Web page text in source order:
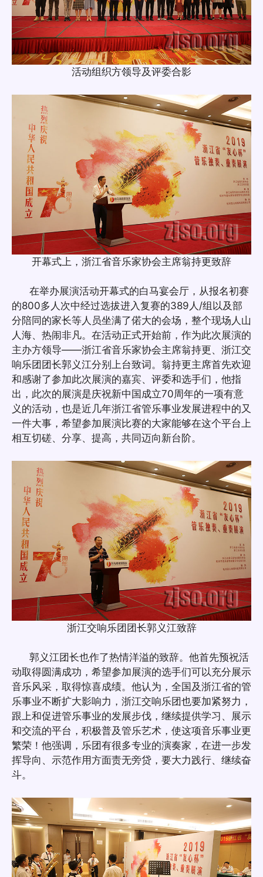
活动组织方领导及评委合影
开幕式上，浙江省音乐家协会主席翁持更致辞
在举办展演活动开幕式的白马宴会厅，从报名初赛
的800多人次中经过选拔进入复赛的389人/组以及部
分陪同的家长等人员坐满了偌大的会场，整个现场人山
人海、热闹非凡。在活动正式开始前，作为此次展演的
主办方领导——浙江省音乐家协会主席翁持更、浙江交
响乐团团长郭义江分别上台致词。翁持更主席首先欢迎
和感谢了参加此次展演的嘉宾、评委和选手们，他指
出，此次的展演是庆祝新中国成立70周年的一项有意
义的活动，也是近几年浙江省管乐事业发展进程中的又
一件大事，希望参加展演比赛的大家能够在这个平台上
相互切磋、分享、提高，共同迈向新台阶。
浙江交响乐团团长郭义江致辞
郭义江团长也作了热情洋溢的致辞。他首先预祝活
动取得圆满成功，希望参加展演的选手们可以充分展示
音乐风采，取得惊喜成绩。他认为，全国及浙江省的管
乐事业不断扩大影响力，浙江交响乐团也要加紧努力，
跟上和促进管乐事业的发展步伐，继续提供学习、展示
和交流的平台，积极普及管乐艺术，使这项音乐事业更
繁荣！他强调，乐团有很多专业的演奏家，在进一步发
挥导向、示范作用方面责无旁贷，要大力践行、继续奋
斗。